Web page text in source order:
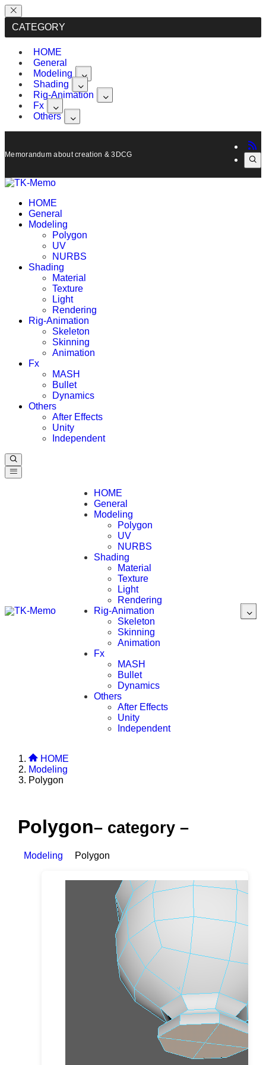
CATEGORY
HOME
General
Modeling
Shading
Rig-Animation
Fx
Others
Memorandum about creation & 3DCG, Maya.
HOME
General
Modeling
Polygon
UV
NURBS
Shading
Material
Texture
Light
Rendering
Rig-Animation
Skeleton
Skinning
Animation
Fx
MASH
Bullet
Dynamics
Others
After Effects
Unity
Independent
HOME
General
Modeling
Polygon
UV
NURBS
Shading
Material
Texture
Light
Rendering
Rig-Animation
Skeleton
Skinning
Animation
Fx
MASH
Bullet
Dynamics
Others
After Effects
Unity
Independent
HOME
Modeling
Polygon
Polygon– category –
Modeling Polygon